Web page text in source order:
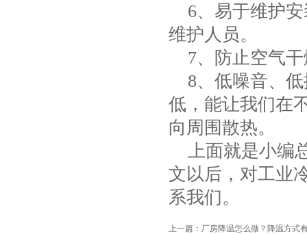
6、易于维护安
维护人员。
7、防止空气干
8、低噪音、低
低，能让我们在
向周围散热。
上面就是小编
文以后，对工业
系我们。
上一篇： 厂房降温怎么做？降温方式